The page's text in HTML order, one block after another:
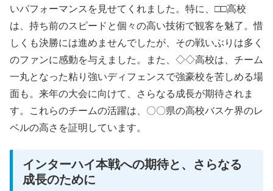
いパフォーマンスを見せてくれました。特に、□□高校
は、持ち前のスピードと個々の高い技術で観客を魅了。惜
しくも決勝には進めませんでしたが、その戦いぶりは多く
のファンに感動を与えました。また、◇◇高校は、チーム
一丸となった粘り強いディフェンスで強豪校を苦しめる場
面も。来年の大会に向けて、さらなる成長が期待されま
す。これらのチームの活躍は、〇〇県の高校バスケ界のレ
ベルの高さを証明しています。
インターハイ本戦への期待と、さらなる
成長のために